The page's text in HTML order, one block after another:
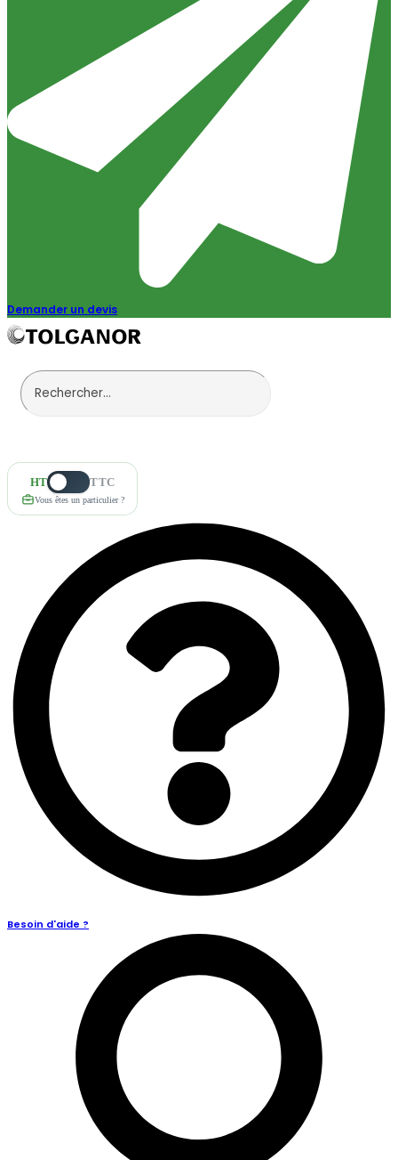
Demander un devis
HT TTC
Vous êtes un particulier ?
Besoin d'aide ?